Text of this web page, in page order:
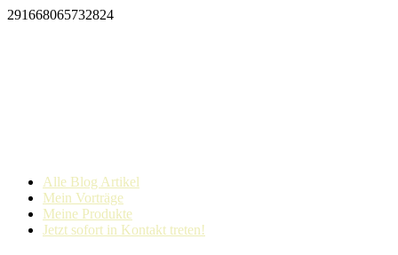
291668065732824
Alle Blog Artikel
Mein Vorträge
Meine Produkte
Jetzt sofort in Kontakt treten!